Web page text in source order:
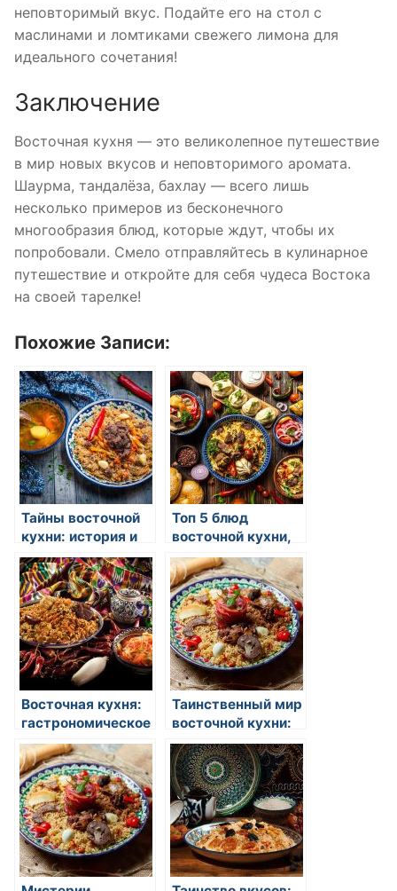
неповторимый вкус. Подайте его на стол с
маслинами и ломтиками свежего лимона для
идеального сочетания!
Заключение
Восточная кухня — это великолепное путешествие
в мир новых вкусов и неповторимого аромата.
Шаурма, тандалёза, бахлау — всего лишь
несколько примеров из бесконечного
многообразия блюд, которые ждут, чтобы их
попробовали. Смело отправляйтесь в кулинарное
путешествие и откройте для себя чудеса Востока
на своей тарелке!
Похожие Записи:
Тайны восточной
кухни: история и
традиции
Топ 5 блюд
восточной кухни,
которые стоит
попробовать
Восточная кухня:
гастрономическое
путешествие в
мир ароматов и
вкусов
Таинственный мир
восточной кухни:
изысканные вкусы
и загадочные
обычаи